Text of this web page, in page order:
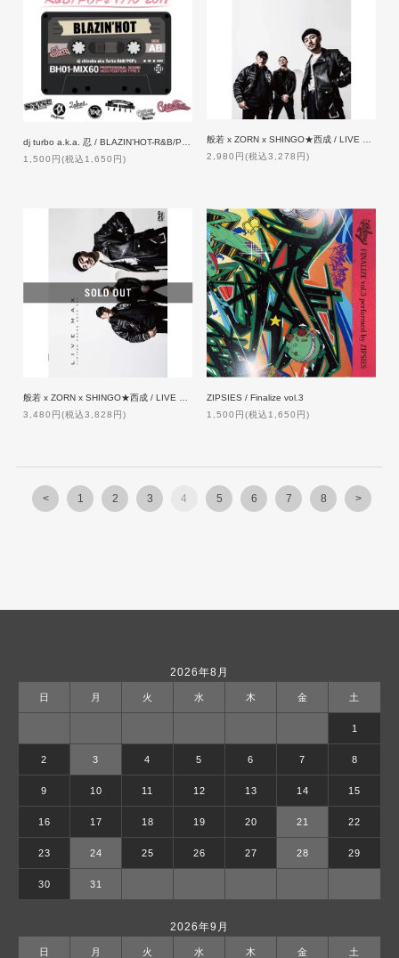
1,500円(税込1,650円)
2,980円(税込3,278円)
3,480円(税込3,828円)
ZIPSIES / Finalize vol.3
1,500円(税込1,650円)
< 1 2 3 4 5 6 7 8 >
2026年8月
日 月 火 水 木 金 土
1
2 3 4 5 6 7 8
9 10 11 12 13 14 15
16 17 18 19 20 21 22
23 24 25 26 27 28 29
30 31
2026年9月
日 月 火 水 木 金 土